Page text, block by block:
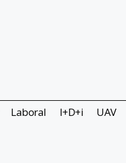
Laboral I+D+i UAV